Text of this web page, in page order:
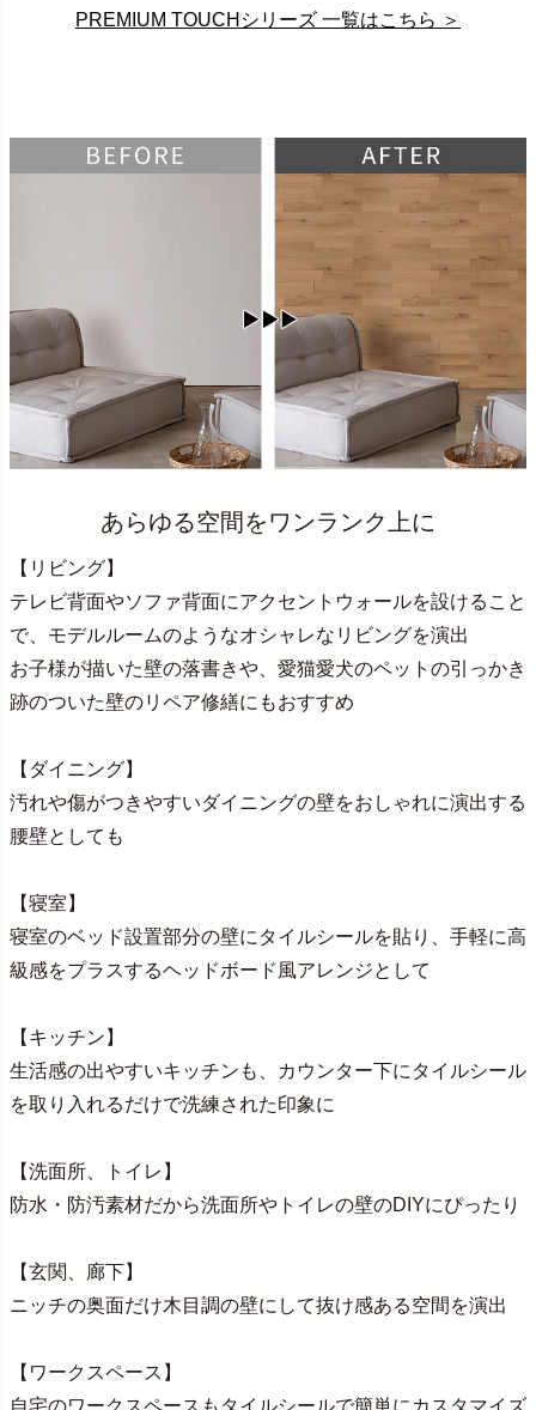
PREMIUM TOUCHシリーズ 一覧はこちら ＞
あらゆる空間をワンランク上に
【リビング】
テレビ背面やソファ背面にアクセントウォールを設けること
で、モデルルームのようなオシャレなリビングを演出
お子様が描いた壁の落書きや、愛猫愛犬のペットの引っかき
跡のついた壁のリペア修繕にもおすすめ
【ダイニング】
汚れや傷がつきやすいダイニングの壁をおしゃれに演出する
腰壁としても
【寝室】
寝室のベッド設置部分の壁にタイルシールを貼り、手軽に高
級感をプラスするヘッドボード風アレンジとして
【キッチン】
生活感の出やすいキッチンも、カウンター下にタイルシール
を取り入れるだけで洗練された印象に
【洗面所、トイレ】
防水・防汚素材だから洗面所やトイレの壁のDIYにぴったり
【玄関、廊下】
ニッチの奥面だけ木目調の壁にして抜け感ある空間を演出
【ワークスペース】
自宅のワークスペースもタイルシールで簡単にカスタマイズ